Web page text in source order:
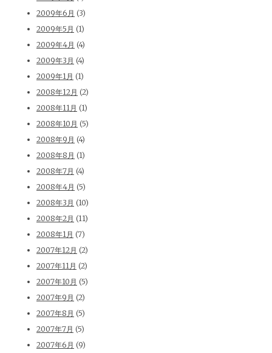
2009年6月 (3)
2009年5月 (1)
2009年4月 (4)
2009年3月 (4)
2009年1月 (1)
2008年12月 (2)
2008年11月 (1)
2008年10月 (5)
2008年9月 (4)
2008年8月 (1)
2008年7月 (4)
2008年4月 (5)
2008年3月 (10)
2008年2月 (11)
2008年1月 (7)
2007年12月 (2)
2007年11月 (2)
2007年10月 (5)
2007年9月 (2)
2007年8月 (5)
2007年7月 (5)
2007年6月 (9)